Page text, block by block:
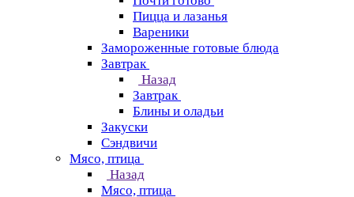
Пицца и лазанья
Вареники
Замороженные готовые блюда
Завтрак
Назад
Завтрак
Блины и оладьи
Закуски
Сэндвичи
Мясо, птица
Назад
Мясо, птица